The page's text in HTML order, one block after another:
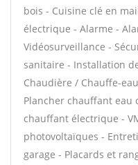
bois - Cuisine clé en
électrique - Alarme -
Vidéosurveillance -
sanitaire - Installation
Chaudière / Chauffe-
Plancher chauffant eau
chauffant électrique -
photovoltaïques -
garage - Placards et